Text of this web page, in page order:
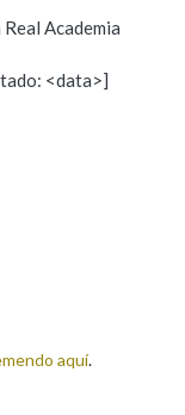
Academia
<data>]
aquí.